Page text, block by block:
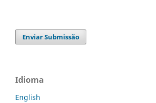
Enviar Submissão
Idioma
English